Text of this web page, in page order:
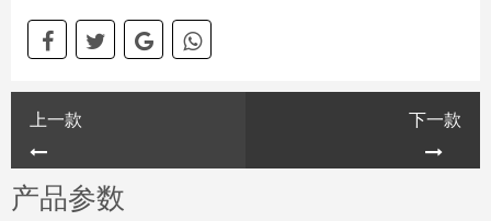
上一款 下一款
产品参数